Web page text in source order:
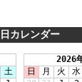
カレンダー